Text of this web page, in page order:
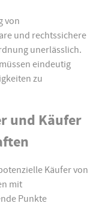
von
und rechtssichere
unerlässlich.
eindeutig
zu
und Käufer
Käufer von
mit
Punkte